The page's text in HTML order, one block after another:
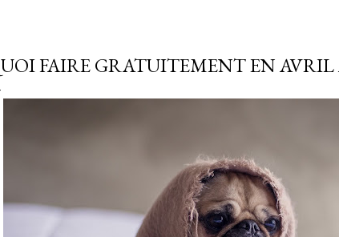
FAIRE GRATUITEMENT EN